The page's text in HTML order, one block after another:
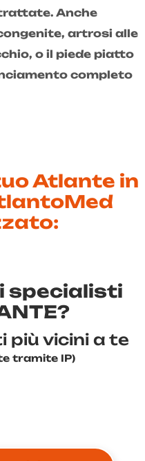
Anche
artrosi alle
o il piede piatto
completo
Atlante in
specialisti
più vicini a te
tramite IP)